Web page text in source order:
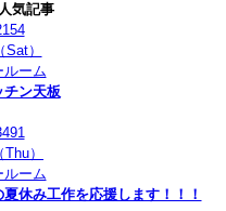
気記事
Sat）
ルーム
チン天板
（Thu）
ルーム
休み工作を応援します！！！